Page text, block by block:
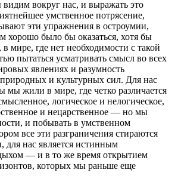
вокруг нас, и выражать это
умственное потрясение,
эти упражнения в остроумии,
хорошо было бы оказаться, хотя бы
мире, где нет необходимости с такой
пытаться усматривать смысл во всех
явлениях и разумность
и культурных сил. Для нас
мы жили в мире, где четко различается
логическое и нелогическое,
и нецарственное — но мы
и побывать в умственном
все эти разграничения стираются
для нас является истинным
— и в то же время открытием
которых мы раньше еще